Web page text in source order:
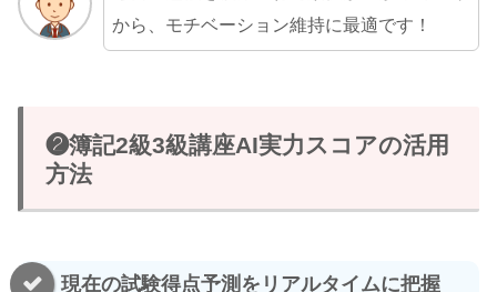
から、モチベーション維持に最適です！
❷簿記2級3級講座AI実力スコアの活用
方法
現在の試験得点予測をリアルタイムに把握